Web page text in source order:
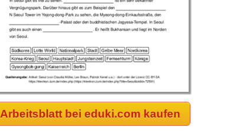
Arbeitsblatt bei eduki.com kaufen